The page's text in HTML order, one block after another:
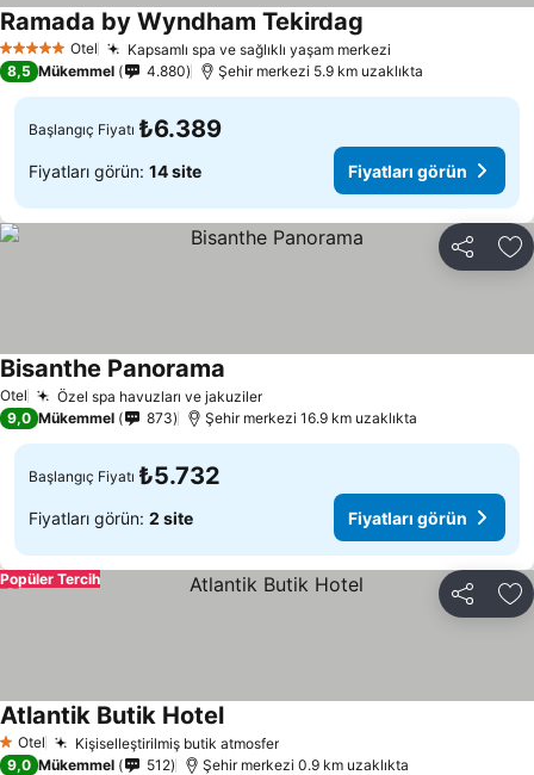
5 Yıldız Otel Kapsamlı spa ve sağlıklı yaşam merkezi
Ramada by Wyndham Tekirdag
8,5 Mükemmel 4.880 Şehir merkezi 5.9 km uzaklıkta
Başlangıç Fiyatı ₺6.389
Fiyatları görün: 14 site Fiyatları görün
Paylaş
Otel Özel spa havuzları ve jakuzilerFiyatları görün
Bisanthe Panorama
9,0 Mükemmel 873 Şehir merkezi 16.9 km uzaklıkta
Başlangıç Fiyatı ₺5.732
Fiyatları görün: 2 site Fiyatları görün
Paylaş
Popüler Tercih
1 Yıldız
Otel Kişiselleştirilmiş butik atmosferFiyatları görün
Atlantik Butik HotelFiyatları görün
9,0 Mükemmel 512 Şehir merkezi 0.9 km uzaklıkta